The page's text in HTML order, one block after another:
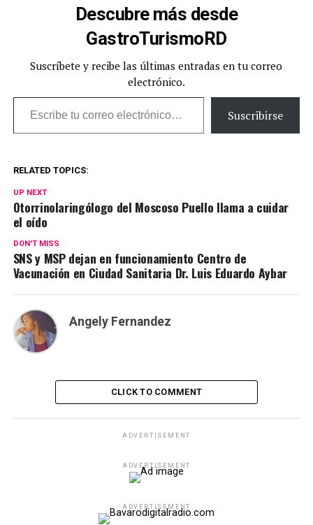
Descubre más desde
GastroTurismoRD
Suscríbete y recibe las últimas entradas en tu correo
electrónico.
Escribe tu correo electrónico…
Suscribirse
RELATED TOPICS:
UP NEXT
Otorrinolaringólogo del Moscoso Puello llama a cuidar
el oído
DON'T MISS
SNS y MSP dejan en funcionamiento Centro de
Vacunación en Ciudad Sanitaria Dr. Luis Eduardo Aybar
Angely Fernandez
CLICK TO COMMENT
ADVERTISEMENT
ADVERTISEMENT
ADVERTISEMENT